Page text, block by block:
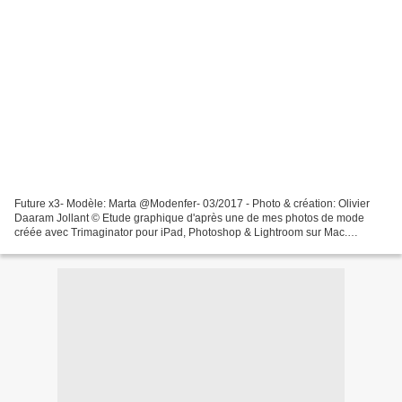
Future x3- Modèle: Marta @Modenfer- 03/2017 - Photo & création: Olivier
Daaram Jollant © Etude graphique d'après une de mes photos de mode
créée avec Trimaginator pour iPad, Photoshop & Lightroom sur Mac.